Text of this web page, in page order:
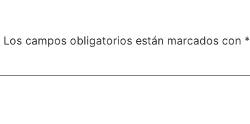
Los campos obligatorios están marcados con *